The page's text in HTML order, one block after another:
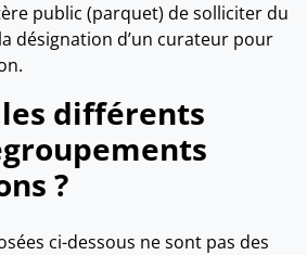
public (parquet) de solliciter du
désignation d’un curateur pour
différents
?
ci-dessous ne sont pas des